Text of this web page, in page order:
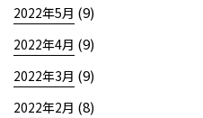
2022年5月 (9)
2022年4月 (9)
2022年3月 (9)
2022年2月 (8)